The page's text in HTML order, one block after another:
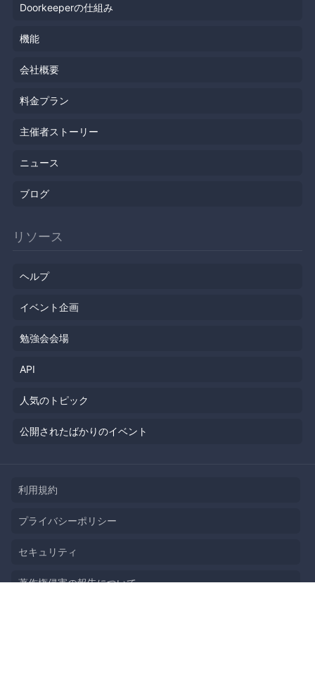
Doorkeeperの仕組み
機能
会社概要
料金プラン
主催者ストーリー
ニュース
ブログ
リソース
ヘルプ
イベント企画
勉強会会場
API
人気のトピック
公開されたばかりのイベント
利用規約
プライバシーポリシー
セキュリティ
著作権侵害の報告について